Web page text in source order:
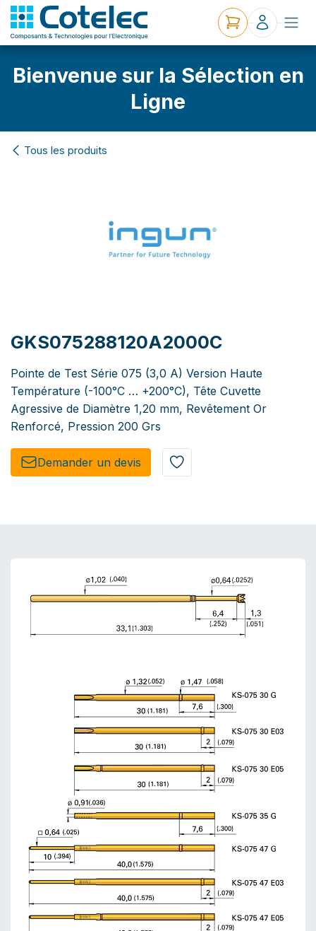
Bienvenue sur la Sélection en
Ligne
Tous les produits
GKS075288120A2000C
Pointe de Test Série 075 (3,0 A) Version Haute
Température (-100°C … +200°C), Tête Cuvette
Agressive de Diamètre 1,20 mm, Revêtement Or
Renforcé, Pression 200 Grs
Demander un de​​vis​​